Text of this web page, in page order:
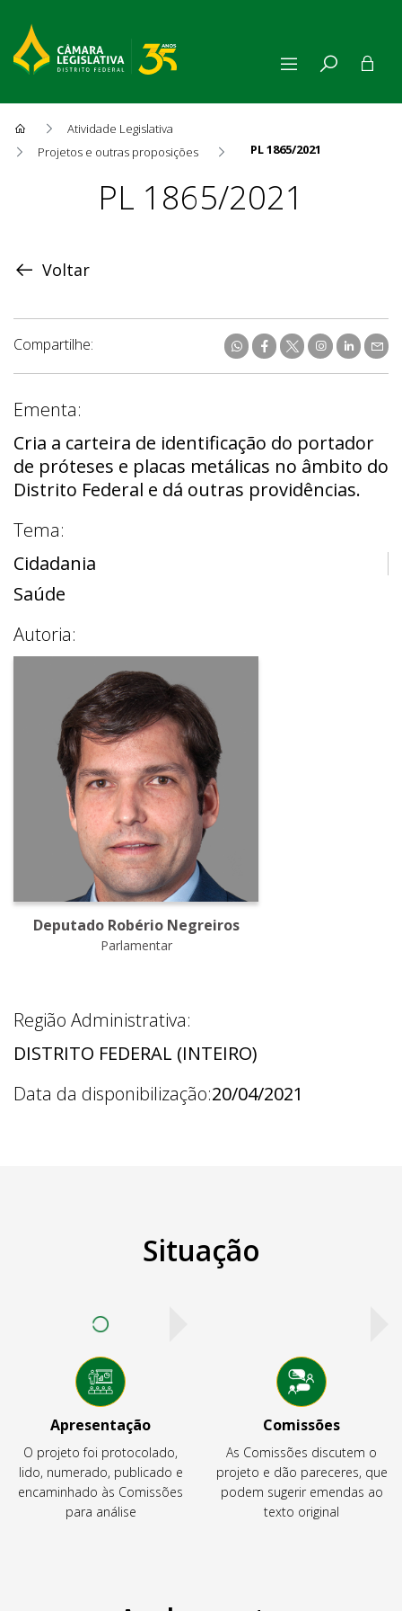
Atividade Legislativa
Projetos e outras proposições
PL 1865/2021
ProposiçãoPL 1865/2021
Voltar
Compartilhe:
Ementa:
Cria a carteira de identificação do portador
de próteses e placas metálicas no âmbito do
Distrito Federal e dá outras providências.
Tema:
Cidadania
Saúde
Autoria:
Deputado Robério Negreiros
Parlamentar
Região Administrativa:
DISTRITO FEDERAL (INTEIRO)
Data da disponibilização:20/04/2021
Situação
Apresentação
O projeto foi protocolado,
lido, numerado, publicado e
encaminhado às Comissões
para análise
Comissões
As Comissões discutem o
projeto e dão pareceres, que
podem sugerir emendas ao
texto original